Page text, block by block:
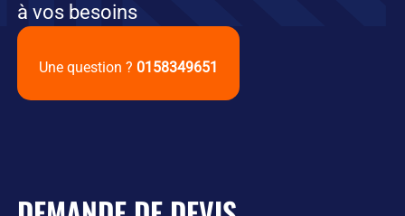
à vos besoins
Une question ? 0158349651